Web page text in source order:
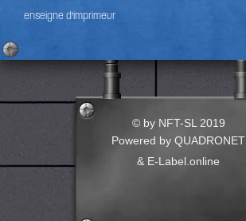
enseigne d'imprimeur
© by NFT-SL 2019
Powered by QUADRONET
& E-Label.online